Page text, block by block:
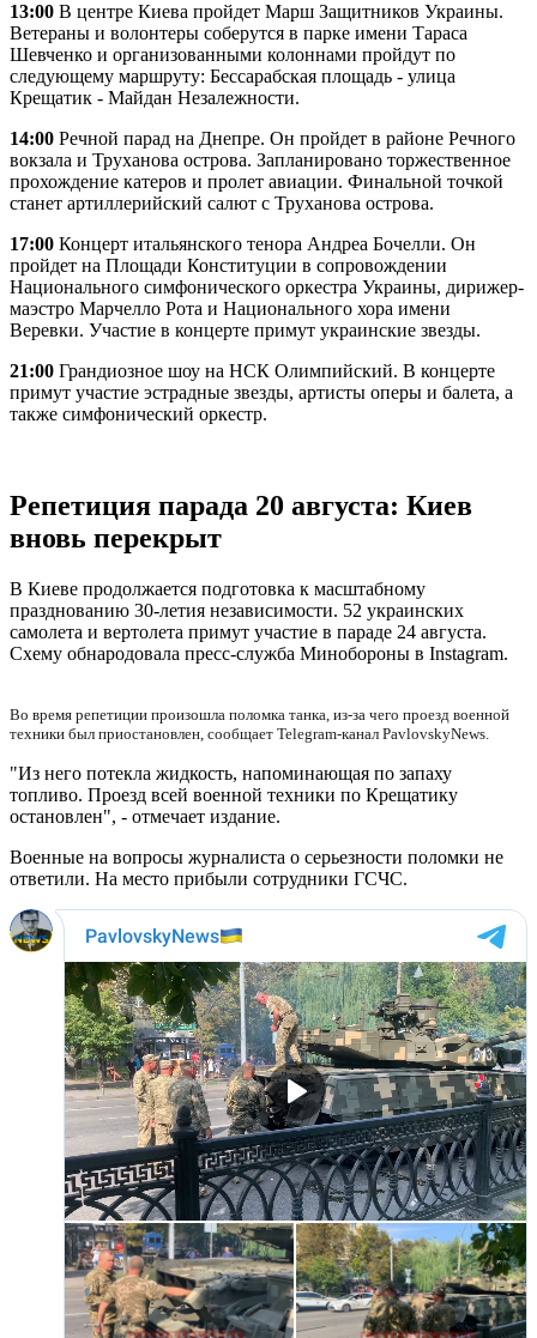
13:00 В центре Киева пройдет Марш Защитников Украины.
Ветераны и волонтеры соберутся в парке имени Тараса
Шевченко и организованными колоннами пройдут по
следующему маршруту: Бессарабская площадь - улица
Крещатик - Майдан Незалежности.
14:00 Речной парад на Днепре. Он пройдет в районе Речного
вокзала и Труханова острова. Запланировано торжественное
прохождение катеров и пролет авиации. Финальной точкой
станет артиллерийский салют с Труханова острова.
17:00 Концерт итальянского тенора Андреа Бочелли. Он
пройдет на Площади Конституции в сопровождении
Национального симфонического оркестра Украины, дирижер-
маэстро Марчелло Рота и Национального хора имени
Веревки. Участие в концерте примут украинские звезды.
21:00 Грандиозное шоу на НСК Олимпийский. В концерте
примут участие эстрадные звезды, артисты оперы и балета, а
также симфонический оркестр.
Репетиция парада 20 августа: Киев
вновь перекрыт
В Киеве продолжается подготовка к масштабному
празднованию 30-летия независимости. 52 украинских
самолета и вертолета примут участие в параде 24 августа.
Схему обнародовала пресс-служба Минобороны в Instagram.
Во время репетиции произошла поломка танка, из-за чего проезд военной
техники был приостановлен, сообщает Telegram-канал PavlovskyNews.
"Из него потекла жидкость, напоминающая по запаху
топливо. Проезд всей военной техники по Крещатику
остановлен", - отмечает издание.
Военные на вопросы журналиста о серьезности поломки не
ответили. На место прибыли сотрудники ГСЧС.